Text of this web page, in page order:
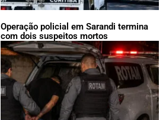
Operação policial em Sarandi termina
com dois suspeitos mortos